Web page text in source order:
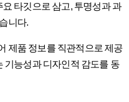
타깃으로 삼고, 투명성과 과
니다.
제품 정보를 직관적으로 제공
기능성과 디자인적 감도를 동